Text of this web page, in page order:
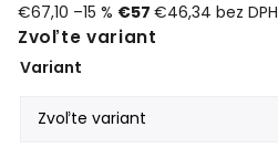
€67,10 –15 % €57 €46,34 bez DPH
Zvoľte variant
Variant